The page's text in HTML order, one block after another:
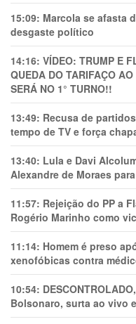
15:09: Marcola se afasta
desgaste político
14:16: VÍDEO: TRUMP E
QUEDA DO TARIFAÇO
SERÁ NO 1° TURNO!!
13:49: Recusa de
tempo de TV e força
13:40: Lula e Davi
Alexandre de Moraes
11:57: Rejeição do PP a
Rogério Marinho como
11:14: Homem é preso
xenofóbicas contra
10:54:
Bolsonaro, surta ao vivo